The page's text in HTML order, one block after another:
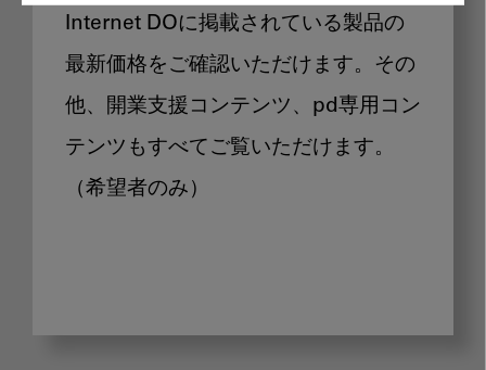
Internet DOに掲載されている製品の
最新価格をご確認いただけます。その
他、開業支援コンテンツ、pd専用コン
テンツもすべてご覧いただけます。
（希望者のみ）